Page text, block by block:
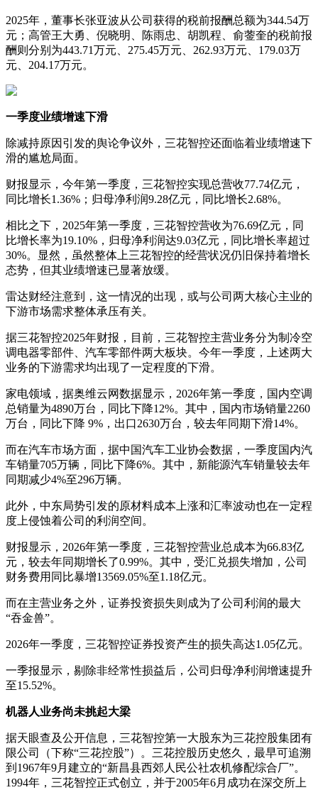
2025年，董事长张亚波从公司获得的税前报酬总额为344.54万
元；高管王大勇、倪晓明、陈雨忠、胡凯程、俞蓥奎的税前报
酬则分别为443.71万元、275.45万元、262.93万元、179.03万
元、204.17万元。
一季度业绩增速下滑
除减持原因引发的舆论争议外，三花智控还面临着业绩增速下
滑的尴尬局面。
财报显示，今年第一季度，三花智控实现总营收77.74亿元，
同比增长1.36%；归母净利润9.28亿元，同比增长2.68%。
相比之下，2025年第一季度，三花智控营收为76.69亿元，同
比增长率为19.10%，归母净利润达9.03亿元，同比增长率超过
30%。显然，虽然整体上三花智控的经营状况仍旧保持着增长
态势，但其业绩增速已显著放缓。
雷达财经注意到，这一情况的出现，或与公司两大核心主业的
下游市场需求整体承压有关。
据三花智控2025年财报，目前，三花智控主营业务分为制冷空
调电器零部件、汽车零部件两大板块。今年一季度，上述两大
业务的下游需求均出现了一定程度的下滑。
家电领域，据奥维云网数据显示，2026年第一季度，国内空调
总销量为4890万台，同比下降12%。其中，国内市场销量2260
万台，同比下降 9%，出口2630万台，较去年同期下滑14%。
而在汽车市场方面，据中国汽车工业协会数据，一季度国内汽
车销量705万辆，同比下降6%。其中，新能源汽车销量较去年
同期减少4%至296万辆。
此外，中东局势引发的原材料成本上涨和汇率波动也在一定程
度上侵蚀着公司的利润空间。
财报显示，2026年第一季度，三花智控营业总成本为66.83亿
元，较去年同期增长了0.99%。其中，受汇兑损失增加，公司
财务费用同比暴增13569.05%至1.18亿元。
而在主营业务之外，证券投资损失则成为了公司利润的最大
“吞金兽”。
2026年一季度，三花智控证券投资产生的损失高达1.05亿元。
一季报显示，剔除非经常性损益后，公司归母净利润增速提升
至15.52%。
机器人业务尚未挑起大梁
据天眼查及公开信息，三花智控第一大股东为三花控股集团有
限公司（下称“三花控股”）。三花控股历史悠久，最早可追溯
到1967年9月建立的“新昌县西郊人民公社农机修配综合厂”。
1994年，三花智控正式创立，并于2005年6月成功在深交所上